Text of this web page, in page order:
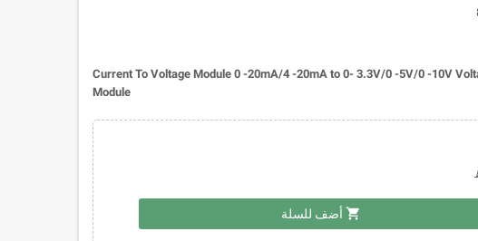
Current To Voltage Module 0 -20mA/4 -20mA to 0- 3.3V/0 -5V/0 -10V
Module
shopping_cart أضف للسلة